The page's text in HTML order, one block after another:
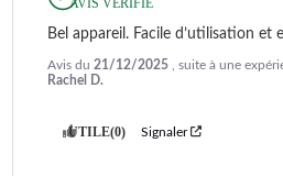
Bel appareil. Facile d’utilisation et
Avis du 21/12/2025 , suite à une
Rachel D.
UTILE(0) Signaler